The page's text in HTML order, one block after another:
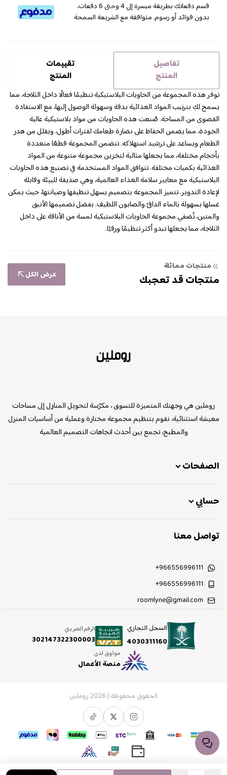
قسم دفعاتك بطريقة ميسرة إلى 4 وحتى 6 دفعات،
بدون فوائد أو رسوم. متوافقة مع الشريعة السمحة
تفاصيل
المنتج
تقييمات
المنتج
توفر هذه المجموعة من الحاويات البلاستيكية تنظيمًا فعالًا داخل الثلاجة، مما
يسمح لك بترتيب المواد الغذائية بدقة وسهولة الوصول إليها، مع الاستفادة
القصوى من المساحة. صُنعت هذه الحاويات من مواد بلاستيكية عالية
الجودة، مما يضمن الحفاظ على نضارة طعامك لفترات أطول، ويقلل من هدر
الطعام ويساعد على ترشيد استهلاكه. تتضمن المجموعة قطعًا متعددة
بأحجام مختلفة، مما يجعلها مثالية لتخزين مجموعة متنوعة من المواد
الغذائية بكميات مختلفة. تتوافق المواد المستخدمة في تصنيع هذه الحاويات
البلاستيكية مع معايير سلامة الغذاء العالمية، وهي صديقة للبيئة وقابلة
لإعادة التدوير. تتميز المجموعة بتصميم يسهل تنظيفها وصيانتها، حيث يمكن
غسلها بسهولة بالماء الدافئ والصابون اللطيف. بفضل تصميمها الأنيق
والمتين، تُضفي مجموعة الحاويات البلاستيكية لمسة من الأناقة على داخل
الثلاجة، مما يجعلها تبدو أكثر تنظيمًا ورقيًا.
منتجات مماثلة
منتجات قد تعجبك عرض الكل
روملين هي وجهتك المتميزة للتسوق ، مكرّسة لتحويل المنازل إلى مساحات
معيشة استثنائية، نقوم بتنظيم مجموعة مختارة وعملية من أساسيات المنزل
والمطبخ، تجمع بين أحدث اتجاهات التصميم العالمية
الصفحات
حسابي
تواصل معنا
+966556996111
+966556996111
roomlyne@gmail.com
السجل التجاري
4030311160
الرقم الضريبي
302147322300003
موثوق لدى
منصة الأعمال
الحقوق محفوظة | 2026 روملين